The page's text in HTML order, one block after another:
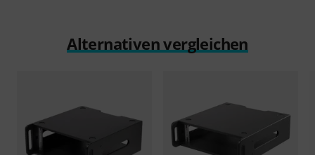
Alternativen vergleichen